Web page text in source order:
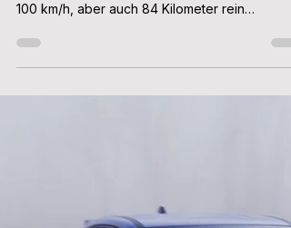
100 km/h, aber auch 84 Kilometer rein
der erste RS mit Plug-in-Hybridantrieb - und
dynamischer sein als jemals zuvor.